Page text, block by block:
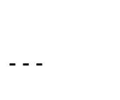
---